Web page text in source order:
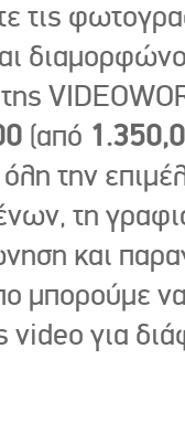
τις
(από
την
τη
και
μπορούμε
video για